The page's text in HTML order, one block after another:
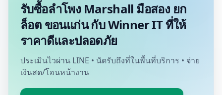
รับซื้อลำโพง Marshall มือสอง ยก
ล็อต ขอนแก่น กับ Winner IT ที่ให้
ราคาดีและปลอดภัย
ประเมินไวผ่าน LINE • นัดรับถึงที่ในพื้นที่บริการ • จ่าย
เงินสด/โอนหน้างาน